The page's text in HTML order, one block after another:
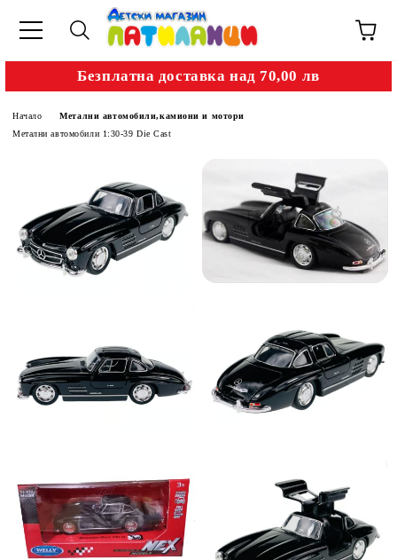
Безплатна доставка над 70,00 лв
Начало
Метални автомобили,камиони и мотори
Метални автомобили 1:30-39 Die Cast